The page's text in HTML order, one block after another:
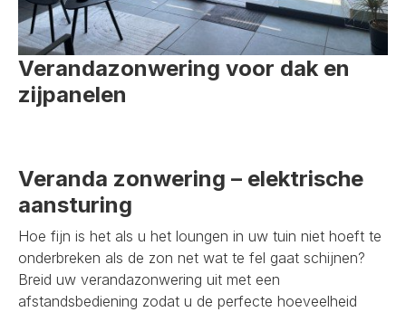
Verandazonwering voor dak en
zijpanelen
Veranda zonwering – elektrische
aansturing
Hoe fijn is het als u het loungen in uw tuin niet hoeft te
onderbreken als de zon net wat te fel gaat schijnen?
Breid uw verandazonwering uit met een
afstandsbediening zodat u de perfecte hoeveelheid